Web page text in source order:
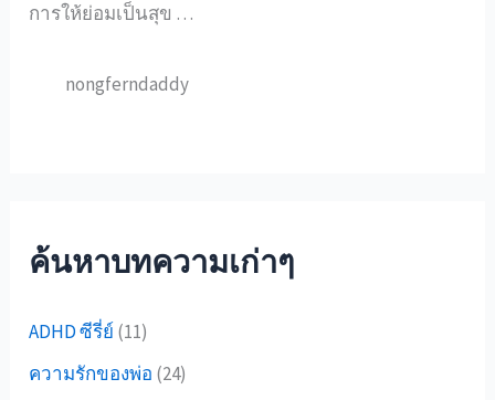
การให้ย่อมเป็นสุข …
nongferndaddy
ค้นหาบทความเก่าๆ
ADHD ซีรี่ย์ (11)
ความรักของพ่อ (24)